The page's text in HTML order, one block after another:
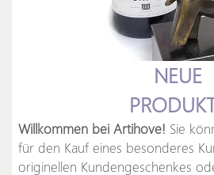
NEUE
Willkommen bei Artihove! Sie
für den Kauf eines besonderes
originellen Kundengeschenkes